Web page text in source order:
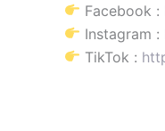
Facebook :
Instagram :
TikTok :